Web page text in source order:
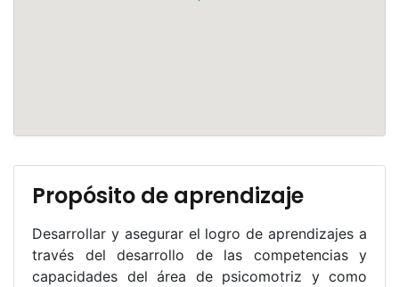
Propósito de aprendizaje
Desarrollar y asegurar el logro de aprendizajes a
través del desarrollo de las competencias y
capacidades del área de psicomotriz y como